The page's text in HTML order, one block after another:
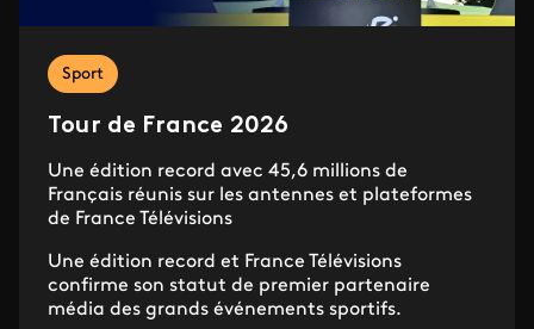
Sport
Tour de France 2026
Une édition record avec 45,6 millions de
Français réunis sur les antennes et plateformes
de France Télévisions
Une édition record et France Télévisions
confirme son statut de premier partenaire
média des grands événements sportifs.